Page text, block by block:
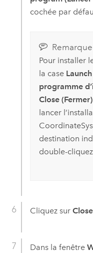
cochée par
Pour installer
la case
programme
Close (Fermer)
lancer
destination
double-
Cliquez sur
Dans la fenêtre